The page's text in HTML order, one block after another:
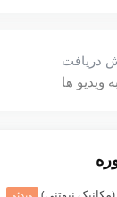
دریافت
ویدیو ها